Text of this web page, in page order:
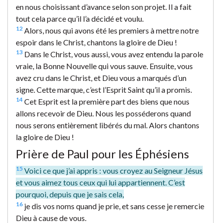
en nous choisissant d’avance selon son projet. Il a fait
tout cela parce qu’il l’a décidé et voulu.
12 Alors, nous qui avons été les premiers à mettre notre
espoir dans le Christ, chantons la gloire de Dieu !
13 Dans le Christ, vous aussi, vous avez entendu la parole
vraie, la Bonne Nouvelle qui vous sauve. Ensuite, vous
avez cru dans le Christ, et Dieu vous a marqués d’un
signe. Cette marque, c’est l’Esprit Saint qu’il a promis.
14 Cet Esprit est la première part des biens que nous
allons recevoir de Dieu. Nous les posséderons quand
nous serons entièrement libérés du mal. Alors chantons
la gloire de Dieu !
Prière de Paul pour les Éphésiens
15 Voici ce que j’ai appris : vous croyez au Seigneur Jésus
et vous aimez tous ceux qui lui appartiennent. C’est
pourquoi, depuis que je sais cela,
16 je dis vos noms quand je prie, et sans cesse je remercie
Dieu à cause de vous.